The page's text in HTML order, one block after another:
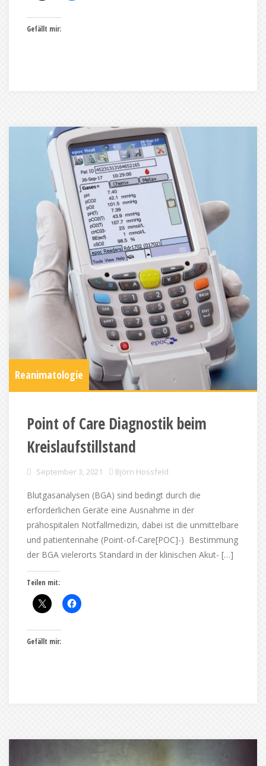
Gefällt mir:
Reanimatologie
Point of Care Diagnostik beim
Kreislaufstillstand
September 3, 2021 Björn Hossfeld
Blutgasanalysen (BGA) sind bedingt durch die
erforderlichen Geräte eine Ausnahme in der
prähospitalen Notfallmedizin, dabei ist die unmittelbare
und patientennahe (Point-of-Care[POC]-) Bestimmung
der BGA vielerorts Standard in der klinischen Akut- […]
Teilen mit:
Gefällt mir: